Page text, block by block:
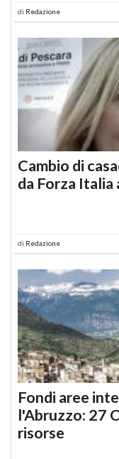
di Redazione
Cambio di
da Forza
di Redazione
Fondi aree
l'Abruzzo: 27
risorse